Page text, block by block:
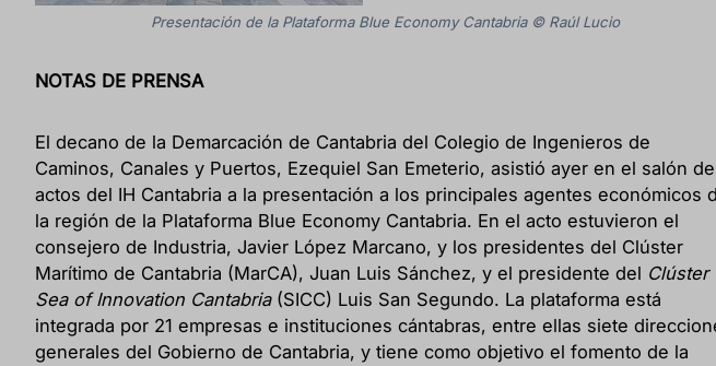
Presentación de la Plataforma Blue Economy Cantabria © Raúl Lucio
NOTAS DE PRENSA
El decano de la Demarcación de Cantabria del Colegio de Ingenieros de
Caminos, Canales y Puertos, Ezequiel San Emeterio, asistió ayer en el salón de
actos del IH Cantabria a la presentación a los principales agentes económicos
la región de la Plataforma Blue Economy Cantabria. En el acto estuvieron el
consejero de Industria, Javier López Marcano, y los presidentes del Clúster
Marítimo de Cantabria (MarCA), Juan Luis Sánchez, y el presidente del Clúster
Sea of Innovation Cantabria(SICC) Luis San Segundo. La plataforma está
integrada por 21 empresas e instituciones cántabras, entre ellas siete
generales del Gobierno de Cantabria, y tiene como objetivo el fomento de la